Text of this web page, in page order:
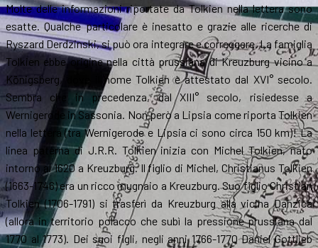
Molte delle informazioni riportate da Tolkien nella lettera sono
esatte. Qualche particolare è inesatto e grazie alle ricerche di
Ryszard Derdzinski, si può ora integrare e correggere. La famiglia
Tolkien ebbe origine nella città prussiana di Kreuzburg vicino a
Königsberg, dove il nome Tolkien è attestato dal XVI° secolo.
Sembra che in precedenza, dal XIII° secolo, risiedesse a
Wernigerode in Sassonia. Non però a Lipsia come riporta Tolkien
nella lettera (tra Wernigerode e Lipsia ci sono circa 150 km)! La
linea paterna di J.R.R. Tolkien inizia con Michel Tolkien, nato
intorno al 1620 a Kreuzburg. Il figlio di Michel, Christianus Tolkien
(1663-1746) era un ricco mugnaio a Kreuzburg. Suo figlio Christian
Tolkien (1706-1791) si trasferì da Kreuzburg alla vicina Danzica
(allora in territorio polacco che subì la pressione prussiana dal
1770 al 1773). Dei suoi figli, negli anni 1766-1770 Daniel Gottlieb